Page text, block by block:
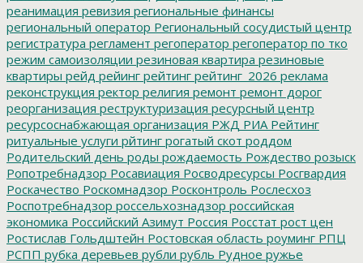
реанимация ревизия региональные финансы
региональный оператор Региональный сосудистый центр
регистратура регламент регоператор регоператор по тко
режим самоизоляции резиновая квартира резиновые
квартиры рейд рейинг рейтинг рейтинг_2026 реклама
реконструкция ректор религия ремонт ремонт дорог
реорганизация реструктуризация ресурсный центр
ресурсоснабжающая организация РЖД РИА Рейтинг
ритуальные услуги рйтинг рогатый скот роддом
Родительский день роды рождаемость Рождество розыск
Ропотребнадзор Росавиация Росводресурсы Росгвардия
Роскачество Роскомнадзор Росконтроль Рослесхоз
Роспотребнадзор россельхознадзор российская
экономика Российский Азимут Россия Росстат рост цен
Ростислав Гольдштейн Ростовская область роуминг РПЦ
РСПП рубка деревьев рубли рубль Рудное ружье